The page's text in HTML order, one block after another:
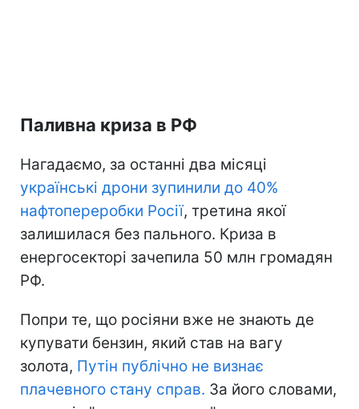
Паливна криза в РФ
Нагадаємо, за останні два місяці
українські дрони зупинили до 40%
нафтопереробки Росії, третина якої
залишилася без пального. Криза в
енергосекторі зачепила 50 млн громадян
РФ.
Попри те, що росіяни вже не знають де
купувати бензин, який став на вагу
золота, Путін публічно не визнає
плачевного стану справ. За його словами,